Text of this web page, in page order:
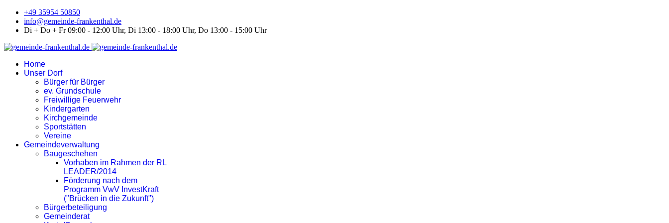
+49 35954 50850
info@gemeinde-frankenthal.de
Di + Do + Fr 09:00 - 12:00 Uhr, Di 13:00 - 18:00 Uhr, Do 13:00 - 15:00 Uhr
Home
Unser Dorf
Bürger für Bürger
ev. Grundschule
Freiwillige Feuerwehr
Kindergarten
Kirchgemeinde
Sportstätten
Vereine
Gemeindeverwaltung
Baugeschehen
Vorhaben im Rahmen der RL
LEADER/2014
Förderung nach dem
Programm VwV InvestKraft
("Brücken in die Zukunft")
Bürgerbeteiligung
Gemeinderat